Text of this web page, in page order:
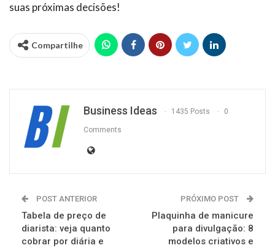
suas próximas decisões!
Compartilhe
Business Ideas 1435 Posts 0
Comments
POST ANTERIOR
Tabela de preço de
diarista: veja quanto
cobrar por diária e
PRÓXIMO POST
Plaquinha de manicure
para divulgação: 8
modelos criativos e